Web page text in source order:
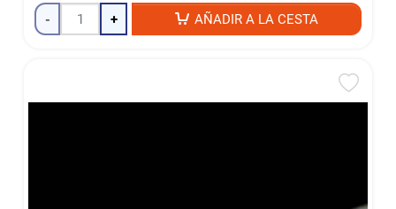
- + AÑADIR A LA CESTA